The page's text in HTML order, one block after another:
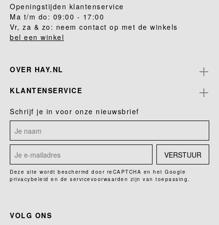
Openingstijden klantenservice
Ma t/m do: 09:00 - 17:00
Vr, za & zo: neem contact op met de winkels
bel een winkel
OVER HAY.NL
KLANTENSERVICE
Schrijf je in voor onze nieuwsbrief
VERSTUUR
Deze site wordt beschermd door reCAPTCHA en het Google
privacybeleid en de servicevoorwaarden zijn van toepassing.
VOLG ONS